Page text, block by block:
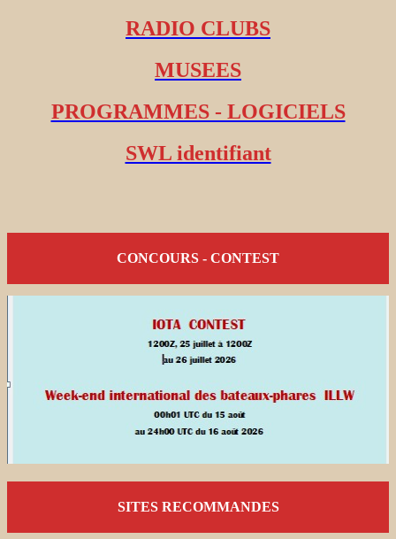
RADIO CLUBS
MUSEES
PROGRAMMES - LOGICIELS
SWL identifiant
CONCOURS - CONTEST
SITES RECOMMANDES